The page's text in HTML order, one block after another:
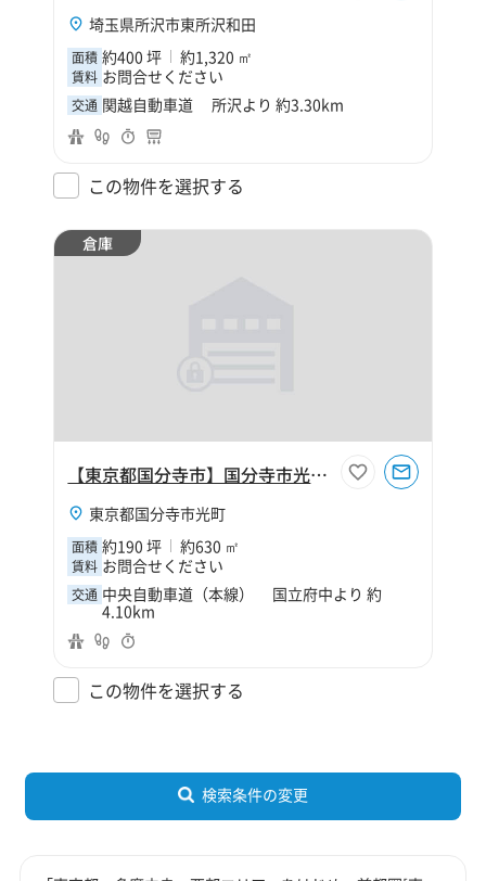
埼玉県所沢市東所沢和田
面積 約400 坪 約1,320 ㎡
賃料 お問合せください
交通 関越自動車道 所沢より 約3.30km
この物件を選択する
倉庫
【東京都国分寺市】国分寺市光町1丁目190坪倉庫
東京都国分寺市光町
面積 約190 坪 約630 ㎡
賃料 お問合せください
交通 中央自動車道（本線） 国立府中より 約
4.10km
この物件を選択する
検索条件の変更